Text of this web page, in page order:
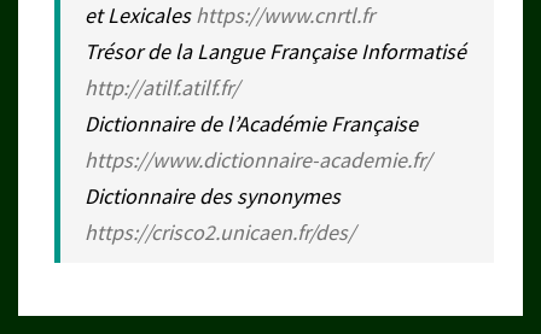
et Lexicaleshttps://www.cnrtl.fr
Trésor de la Langue Française Informatisé
http://atilf.atilf.fr/
Dictionnaire de l’Académie Française
https://www.dictionnaire-academie.fr/
Dictionnaire des synonymes
https://crisco2.unicaen.fr/des/